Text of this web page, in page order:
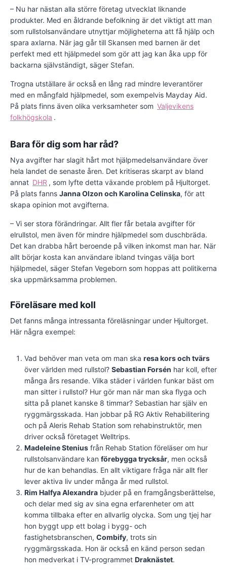
– Nu har nästan alla större företag utvecklat liknande
produkter. Med en åldrande befolkning är det viktigt att man
som rullstolsanvändare utnyttjar möjligheterna att få hjälp och
spara axlarna. När jag går till Skansen med barnen är det
perfekt med ett hjälpmedel som gör att jag kan åka upp för
backarna självständigt, säger Stefan.
Trogna utställare är också en lång rad mindre leverantörer
med en mångfald hjälpmedel, som exempelvis Mayday Aid.
På plats finns även olika verksamheter som Valjevikens
folkhögskola .
Bara för dig som har råd?
Nya avgifter har slagit hårt mot hjälpmedelsanvändare över
hela landet de senaste åren. Det kritiseras skarpt av bland
annat DHR , som lyfte detta växande problem på Hjultorget.
På plats fanns Janna Olzon och Karolina Celinska, för att
skapa opinion mot avgifterna.
– Vi ser stora förändringar. Allt fler får betala avgifter för
elrullstol, men även för mindre hjälpmedel som duschbräda.
Det kan drabba hårt beroende på vilken inkomst man har. När
allt börjar kosta kan användare ibland tvingas välja bort
hjälpmedel, säger Stefan Vegeborn som hoppas att politikerna
ska uppmärksamma problemen.
Föreläsare med koll
Det fanns många intressanta föreläsningar under Hjultorget.
Här några exempel:
Vad behöver man veta om man ska resa kors och tvärs
över världen med rullstol? Sebastian Forsén har koll, efter
många års resande. Vilka städer i världen funkar bäst om
man sitter i rullstol? Hur gör man när man ska flyga och
sitta på planet kanske 8 timmar? Sebastian har själv en
ryggmärgsskada. Han jobbar på RG Aktiv Rehabilitering
och på Aleris Rehab Station som rehabinstruktör, men
driver också företaget Welltrips.
Madeleine Stenius från Rehab Station föreläser om hur
rullstolsanvändare kan förebygga trycksår, men också
hur de kan behandlas. En allt viktigare fråga när allt fler
lever aktiva liv under många år med rullstol.
Rim Halfya Alexandra bjuder på en framgångsberättelse,
och delar med sig av sina egna erfarenheter om att
komma tillbaka efter en allvarlig olycka. Som ung tjej har
hon byggt upp ett bolag i bygg- och
fastighetsbranschen, Combify, trots sin
ryggmärgsskada. Hon är också en känd person sedan
hon medverkat i TV-programmet Draknästet.